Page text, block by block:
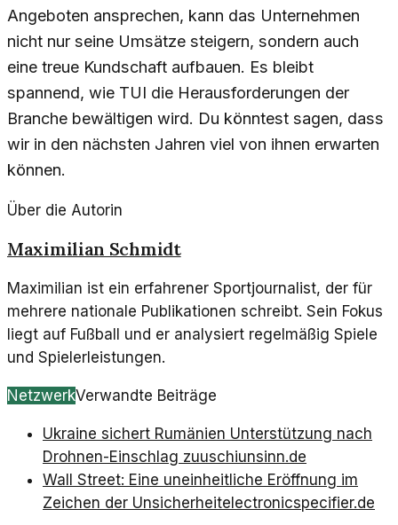
Angeboten ansprechen, kann das Unternehmen
nicht nur seine Umsätze steigern, sondern auch
eine treue Kundschaft aufbauen. Es bleibt
spannend, wie TUI die Herausforderungen der
Branche bewältigen wird. Du könntest sagen, dass
wir in den nächsten Jahren viel von ihnen erwarten
können.
Über die Autorin
Maximilian Schmidt
Maximilian ist ein erfahrener Sportjournalist, der für
mehrere nationale Publikationen schreibt. Sein Fokus
liegt auf Fußball und er analysiert regelmäßig Spiele
und Spielerleistungen.
NetzwerkVerwandte Beiträge
Ukraine sichert Rumänien Unterstützung nach
Drohnen-Einschlag zuuschiunsinn.de
Wall Street: Eine uneinheitliche Eröffnung im
Zeichen der Unsicherheitelectronicspecifier.de